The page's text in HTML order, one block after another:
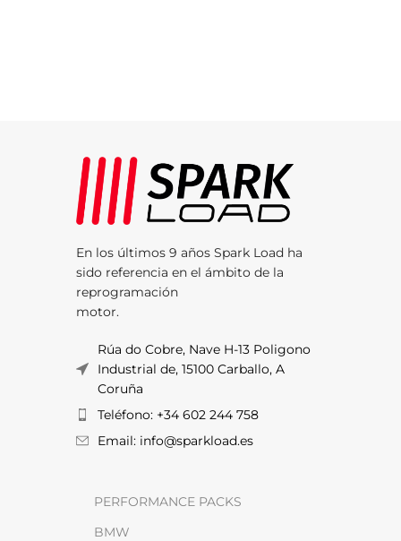
En los últimos 9 años Spark Load ha
sido referencia en el ámbito de la
reprogramación
motor.
Rúa do Cobre, Nave H-13 Poligono
Industrial de, 15100 Carballo, A
Coruña
Teléfono: +34 602 244 758
Email: info@sparkload.es
PERFORMANCE PACKS
BMW